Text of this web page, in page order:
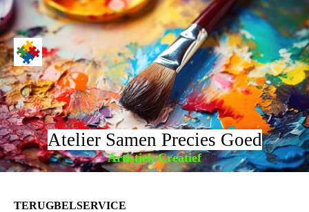
Atelier Samen Precies Goed
Artistiek Creatief
TERUGBELSERVICE